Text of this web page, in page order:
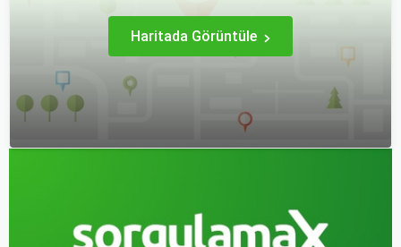
Haritada Görüntüle